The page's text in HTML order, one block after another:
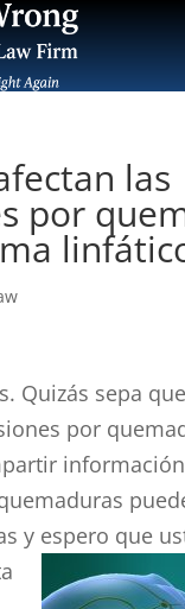
las
por
Quizás sepa
por
y espero que